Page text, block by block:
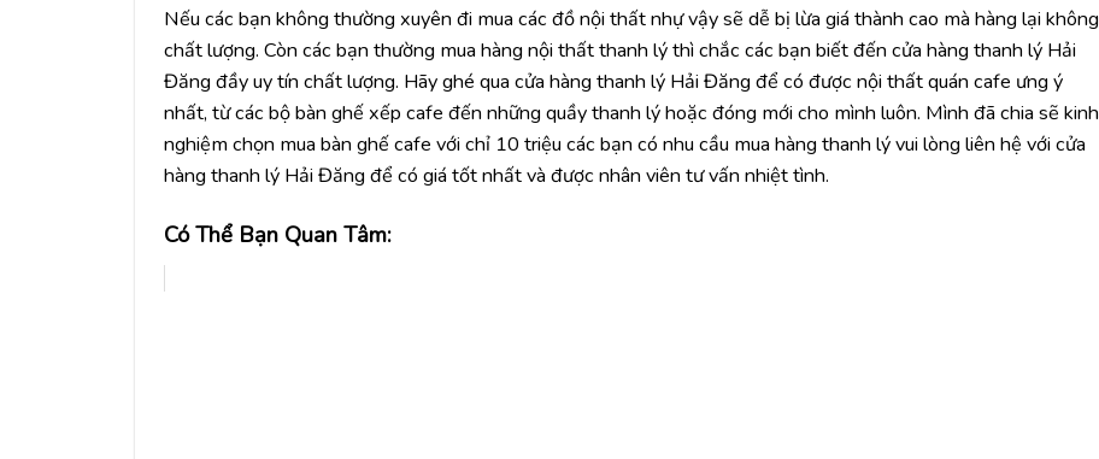
Nếu các bạn không thường xuyên đi mua các đồ nội thất nhự vậy sẽ dễ bị lừa giá thành cao mà hàng lại không
chất lượng. Còn các bạn thường mua hàng nội thất thanh lý thì chắc các bạn biết đến cửa hàng thanh lý Hải
Đăng đầy uy tín chất lượng. Hãy ghé qua cửa hàng thanh lý Hải Đăng để có được nội thất quán cafe ưng ý
nhất, từ các bộ bàn ghế xếp cafe đến những quầy thanh lý hoặc đóng mới cho mình luôn. Mình đã chia sẽ kinh
nghiệm chọn mua bàn ghế cafe với chỉ 10 triệu các bạn có nhu cầu mua hàng thanh lý vui lòng liên hệ với cửa
hàng thanh lý Hải Đăng để có giá tốt nhất và được nhân viên tư vấn nhiệt tình.
Có Thể Bạn Quan Tâm: